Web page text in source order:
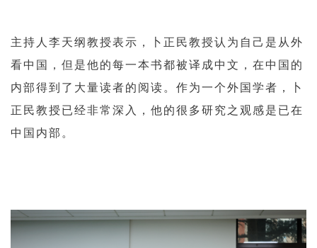
主持人李天纲教授表示，卜正民教授认为自己是从外
看中国，但是他的每一本书都被译成中文，在中国的
内部得到了大量读者的阅读。作为一个外国学者，卜
正民教授已经非常深入，他的很多研究之观感是已在
中国内部。